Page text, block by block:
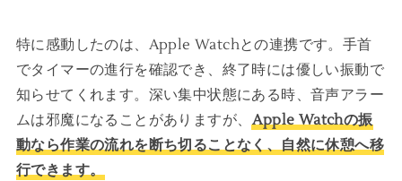
特に感動したのは、Apple Watchとの連携です。手首
でタイマーの進行を確認でき、終了時には優しい振動で
知らせてくれます。深い集中状態にある時、音声アラー
ムは邪魔になることがありますが、Apple Watchの振
動なら作業の流れを断ち切ることなく、自然に休憩へ移
行できます。